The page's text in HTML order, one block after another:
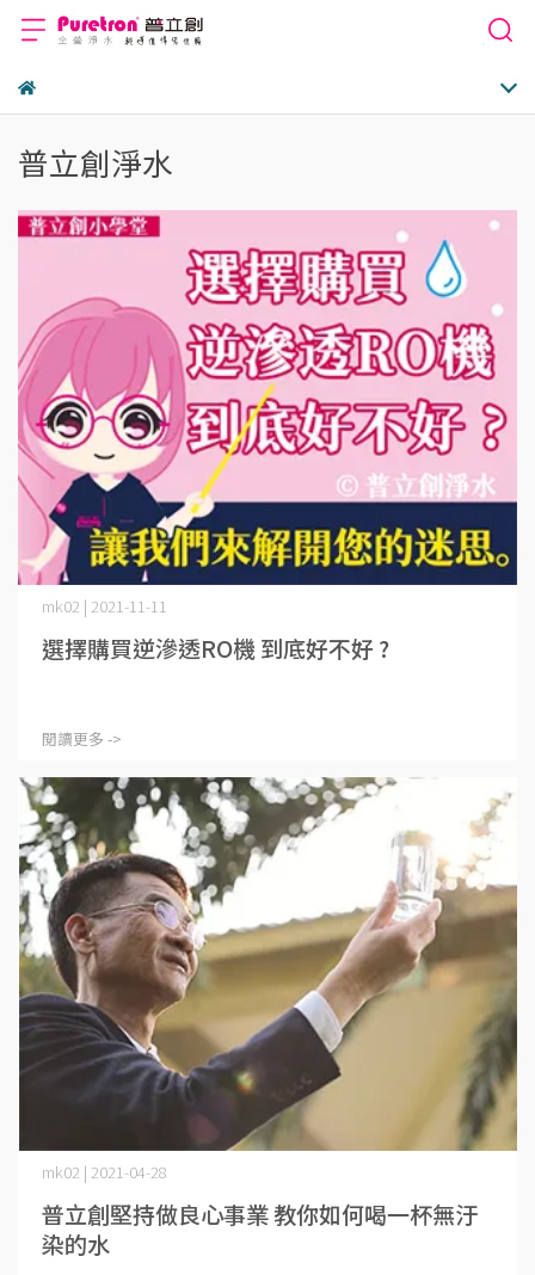
普立創淨水
選擇購買逆滲透RO機 到底好不好 ?
mk02 | 2021-11-11
閱讀更多 ->
普立創堅持做良心事業 教你如何喝一杯無汙
染的水
mk02 | 2021-04-28